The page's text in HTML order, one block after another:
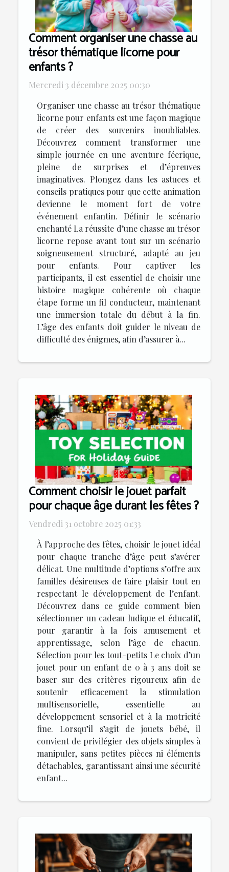
Comment organiser une chasse au
trésor thématique licorne pour
enfants ?
Mercredi 3 décembre 2025 00:30
Organiser une chasse au trésor thématique
licorne pour enfants est une façon magique
de créer des souvenirs inoubliables.
Découvrez comment transformer une
simple journée en une aventure féerique,
pleine de surprises et d’épreuves
imaginatives. Plongez dans les astuces et
conseils pratiques pour que cette animation
devienne le moment fort de votre
événement enfantin. Définir le scénario
enchanté La réussite d’une chasse au trésor
licorne repose avant tout sur un scénario
soigneusement structuré, adapté au jeu
pour enfants. Pour captiver les
participants, il est essentiel de choisir une
histoire magique cohérente où chaque
étape forme un fil conducteur, maintenant
une immersion totale du début à la fin.
L’âge des enfants doit guider le niveau de
difficulté des énigmes, afin d’assurer à...
Comment choisir le jouet parfait
pour chaque âge durant les fêtes ?
Vendredi 31 octobre 2025 01:33
À l’approche des fêtes, choisir le jouet idéal
pour chaque tranche d’âge peut s’avérer
délicat. Une multitude d’options s’offre aux
familles désireuses de faire plaisir tout en
respectant le développement de l’enfant.
Découvrez dans ce guide comment bien
sélectionner un cadeau ludique et éducatif,
pour garantir à la fois amusement et
apprentissage, selon l’âge de chacun.
Sélection pour les tout-petits Le choix d’un
jouet pour un enfant de 0 à 3 ans doit se
baser sur des critères rigoureux afin de
soutenir efficacement la stimulation
multisensorielle, essentielle au
développement sensoriel et à la motricité
fine. Lorsqu’il s’agit de jouets bébé, il
convient de privilégier des objets simples à
manipuler, sans petites pièces ni éléments
détachables, garantissant ainsi une sécurité
enfant...